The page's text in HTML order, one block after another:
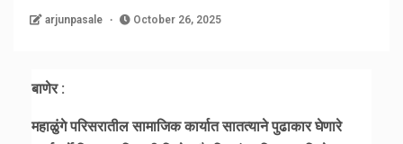
arjunpasale October 26, 2025
बाणेर :
महाळुंगे परिसरातील सामाजिक कार्यात सातत्याने पुढाकार घेणारे